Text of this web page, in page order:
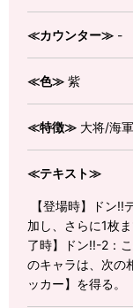
≪カウンター≫ -
≪色≫ 紫
≪特徴≫ 大将/海軍
≪テキスト≫
【登場時】ドン!!
加し、さらに1枚
了時】ドン!!-2：
のキャラは、次の
ッカー】を得る。